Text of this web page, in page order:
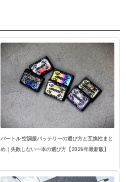
バートル 空調服バッテリーの選び方と互換性まと
め｜失敗しない一本の選び方【2026年最新版】